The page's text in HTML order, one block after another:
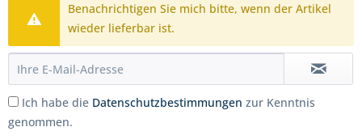
Benachrichtigen Sie mich bitte, wenn der Artikel
wieder lieferbar ist.
Ich habe die Datenschutzbestimmungen zur Kenntnis
genommen.